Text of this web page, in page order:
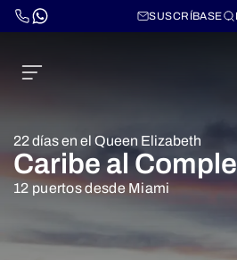
SUSCRÍBASE
22 días en el Queen Elizabeth
Caribe al
12 puertos desde Miami